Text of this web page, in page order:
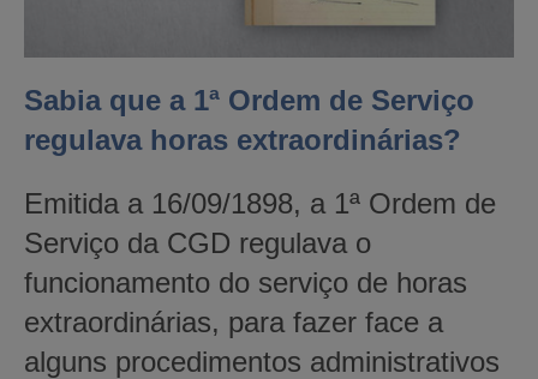
Sabia que a 1ª Ordem de Serviço
regulava horas extraordinárias?
Emitida a 16/09/1898, a 1ª Ordem de
Serviço da CGD regulava o
funcionamento do serviço de horas
extraordinárias, para fazer face a
alguns procedimentos administrativos